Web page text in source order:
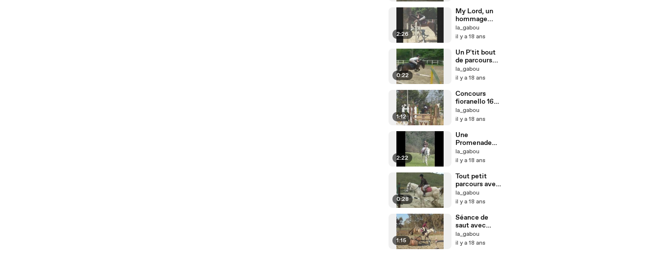
2:26
My Lord, un
hommage...
la_gabou
il y a 18 ans
0:22
Un P'tit bout
de parcours...
la_gabou
il y a 18 ans
1:12
Concours
fioranello 16
mars
la_gabou
il y a 18 ans
2:22
Une
Promenade
inoubliable...
la_gabou
il y a 18 ans
0:28
Tout petit
parcours avec
Jeremy
la_gabou
il y a 18 ans
1:15
Séance de
saut avec
Mariposa
la_gabou
il y a 18 ans